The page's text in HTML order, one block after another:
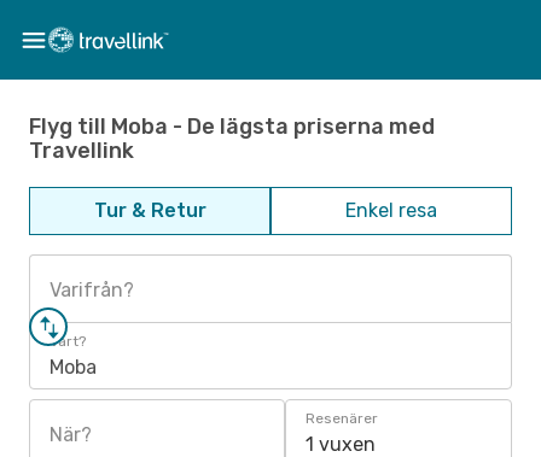
Flyg till Moba - De lägsta priserna med
Travellink
Tur & Retur Enkel resa
Varifrån?
Vart?
Moba
När?
Resenärer
1 vuxen